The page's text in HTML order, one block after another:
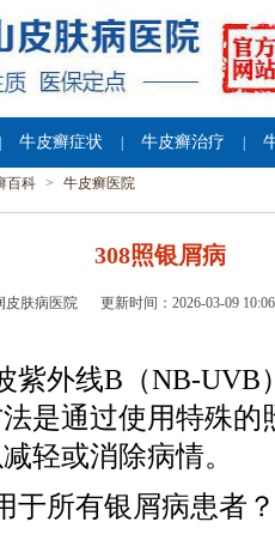
牛皮癣症状 牛皮癣治疗
百科 > 牛皮癣医院
308照银屑病
皮肤病医院 更新时间：2026-03-09
紫外线B（NB-UVB
是通过使用特殊的
轻或消除病情。
于所有银屑病患者？